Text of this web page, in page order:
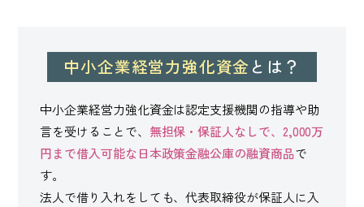
中小企業経営力強化資金 とは？
中小企業経営力強化資金は認定支援機関の指導や助
言を受けることで、 無担保・保証人なしで、2,000万
円まで借入可能な日本政策金融公庫の融資商品で
す。
法人で借り入れをしても、代表取締役が保証人に入